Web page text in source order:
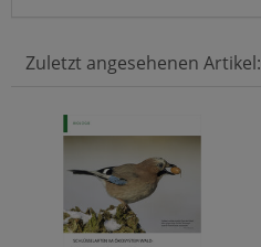
Zuletzt angesehenen Artikel: